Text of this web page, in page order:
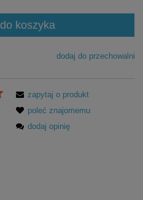
do koszyka
dodaj do przechowalni
zapytaj o produkt
poleć znajomemu
dodaj opinię